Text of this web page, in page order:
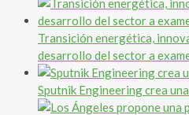
Transición energética,
desarrollo del sector a
Sputnik Engineering crea